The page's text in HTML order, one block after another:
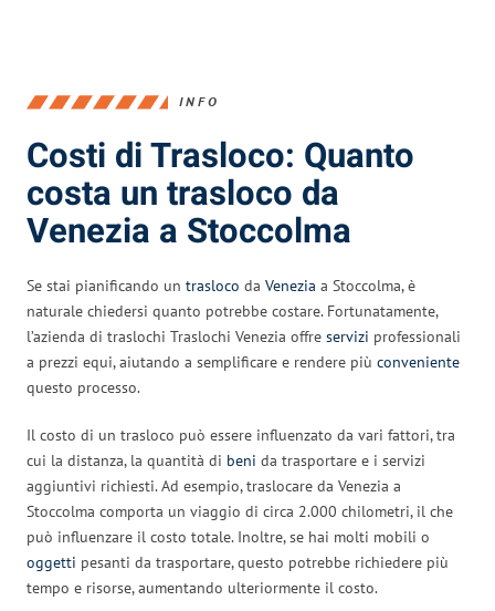
INFO
Costi di Trasloco: Quanto
costa un trasloco da
Venezia a Stoccolma
Se stai pianificando un trasloco da Venezia a Stoccolma, è
naturale chiedersi quanto potrebbe costare. Fortunatamente,
l’azienda di traslochi Traslochi Venezia offre servizi professionali
a prezzi equi, aiutando a semplificare e rendere più conveniente
questo processo.
Il costo di un trasloco può essere influenzato da vari fattori, tra
cui la distanza, la quantità di beni da trasportare e i servizi
aggiuntivi richiesti. Ad esempio, traslocare da Venezia a
Stoccolma comporta un viaggio di circa 2.000 chilometri, il che
può influenzare il costo totale. Inoltre, se hai molti mobili o
oggetti pesanti da trasportare, questo potrebbe richiedere più
tempo e risorse, aumentando ulteriormente il costo.